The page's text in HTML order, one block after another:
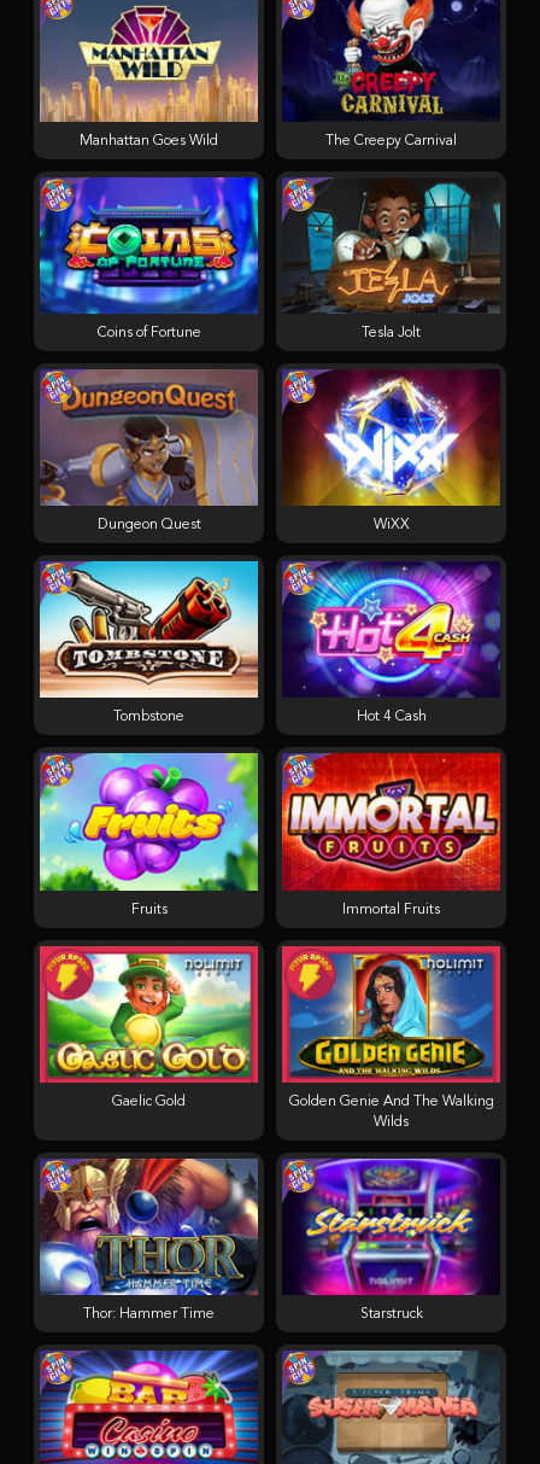
Manhattan Goes Wild
Starstruck
Golden Genie And The Walking
Wilds
Immortal Fruits
Tesla Jolt
Dungeon Quest
Coins of Fortune
WiXX
Fruits
Hot 4 Cash
Tombstone
Gaelic Gold
The Creepy Carnival
Thor: Hammer Time